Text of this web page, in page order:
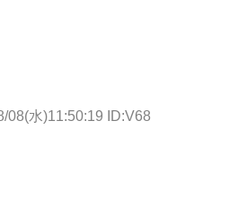
08(水)11:50:19 ID:V68